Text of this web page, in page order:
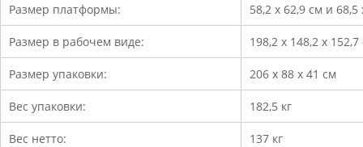
Размер платформы: 58,2 х 62,9 см и 68,5
Размер в рабочем виде: 198,2 x 148,2 x 152,7
Размер упаковки: 206 х 88 х 41 см
Вес упаковки: 182,5 кг
Вес нетто: 137 кг